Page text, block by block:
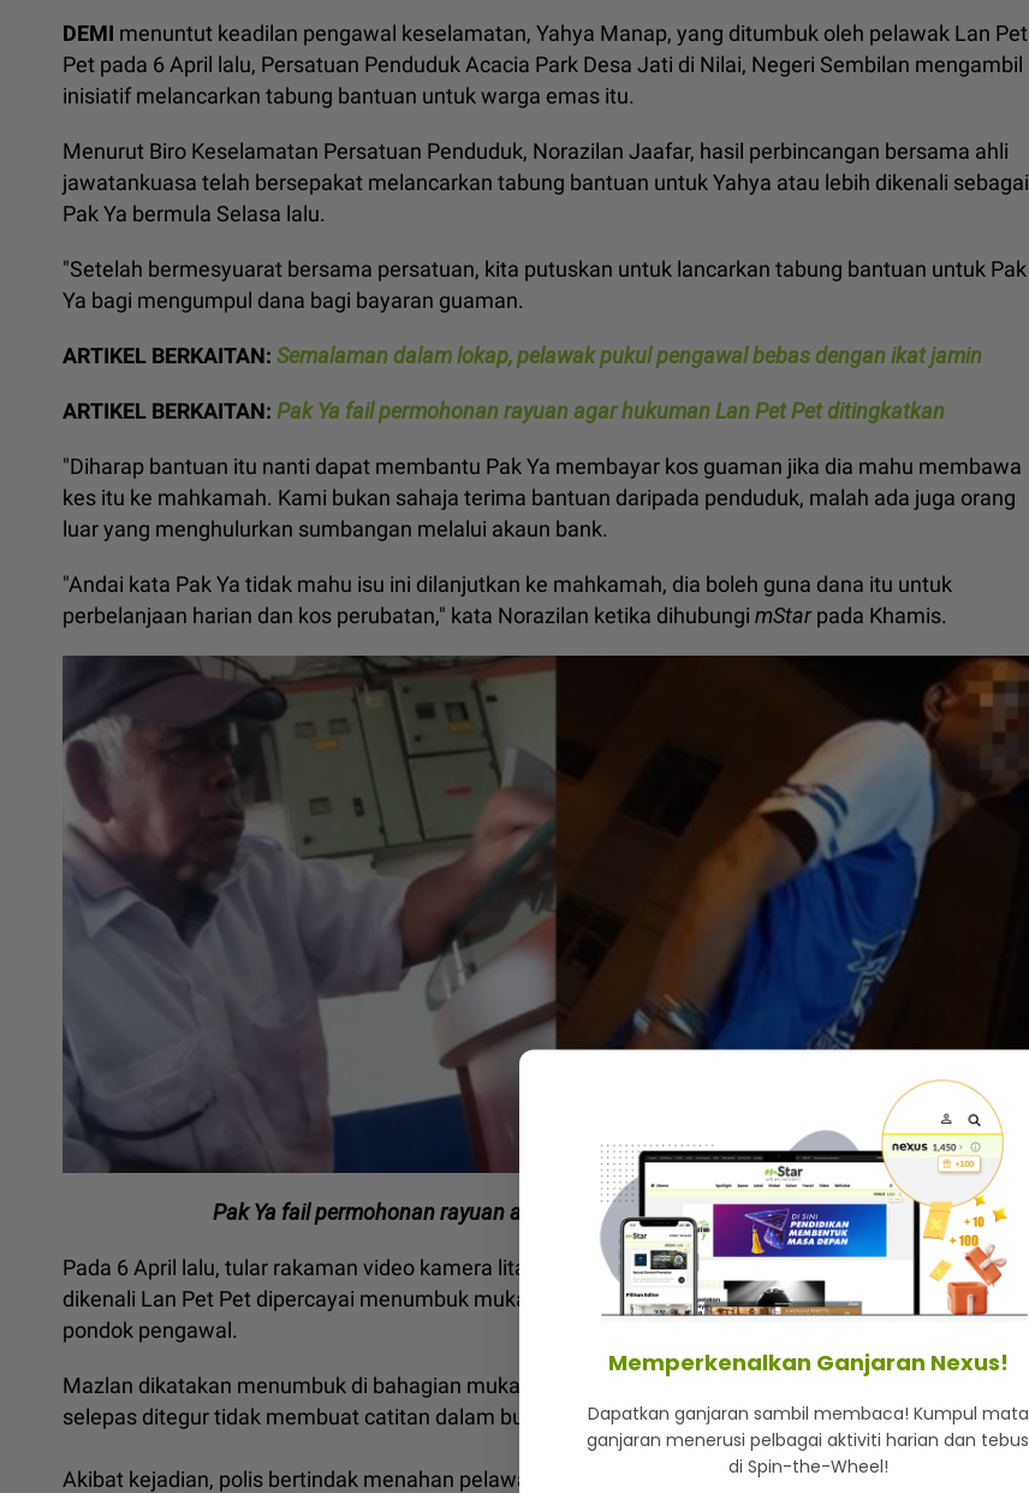
DEMI menuntut keadilan pengawal keselamatan, Yahya Manap, yang ditumbuk oleh pelawak Lan Pet
Pet pada 6 April lalu, Persatuan Penduduk Acacia Park Desa Jati di Nilai, Negeri Sembilan mengambil
inisiatif melancarkan tabung bantuan untuk warga emas itu.
Menurut Biro Keselamatan Persatuan Penduduk, Norazilan Jaafar, hasil perbincangan bersama ahli
jawatankuasa telah bersepakat melancarkan tabung bantuan untuk Yahya atau lebih dikenali sebagai
Pak Ya bermula Selasa lalu.
"Setelah bermesyuarat bersama persatuan, kita putuskan untuk lancarkan tabung bantuan untuk Pak
Ya bagi mengumpul dana bagi bayaran guaman.
ARTIKEL BERKAITAN: Semalaman dalam lokap, pelawak pukul pengawal bebas dengan ikat jamin
ARTIKEL BERKAITAN: Pak Ya fail permohonan rayuan agar hukuman Lan Pet Pet ditingkatkan
"Diharap bantuan itu nanti dapat membantu Pak Ya membayar kos guaman jika dia mahu membawa
kes itu ke mahkamah. Kami bukan sahaja terima bantuan daripada penduduk, malah ada juga orang
luar yang menghulurkan sumbangan melalui akaun bank.
"Andai kata Pak Ya tidak mahu isu ini dilanjutkan ke mahkamah, dia boleh guna dana itu untuk
perbelanjaan harian dan kos perubatan," kata Norazilan ketika dihubungi mStarpada Khamis.
Pak Ya fail permohonan rayuan agar hukuman Lan Pet Pet ditingkatkan.
Pada 6 April lalu, tular rakaman video kamera litar tertutup (CCTV), pelawak Mazlan Ahmad atau lebih
dikenali Lan Pet Pet dipercayai menumbuk muka pengawal keselamatan berusia 70 tahun di sebuah
pondok pengawal.
Mazlan dikatakan menumbuk di bahagian muka sebanyak tiga kali sebelum menendang mangsa
selepas ditegur tidak membuat catitan dalam buku pelawat sebelum memasuki kawasan tersebut.
Akibat kejadian, polis bertindak menahan pelawak berkenaan pada 7 April tetapi dibebaskan dengan
Memperkenalkan Ganjaran Nexus!
Dapatkan ganjaran sambil membaca! Kumpul mata
ganjaran menerusi pelbagai aktiviti harian dan tebus
di Spin-the-Wheel!